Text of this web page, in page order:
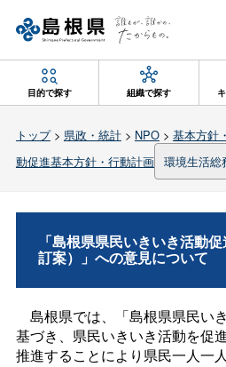
目的で探す 組織で探す
トップ> 県政・統計> NPO> 基本方針
動促進基本方針・行動計画 環境生活総
「島根県県民いきいき活動
訂案）」への意見について
島根県では、「島根県県民い
基づき、県民いきいき活動を促
推進することにより県民一人一